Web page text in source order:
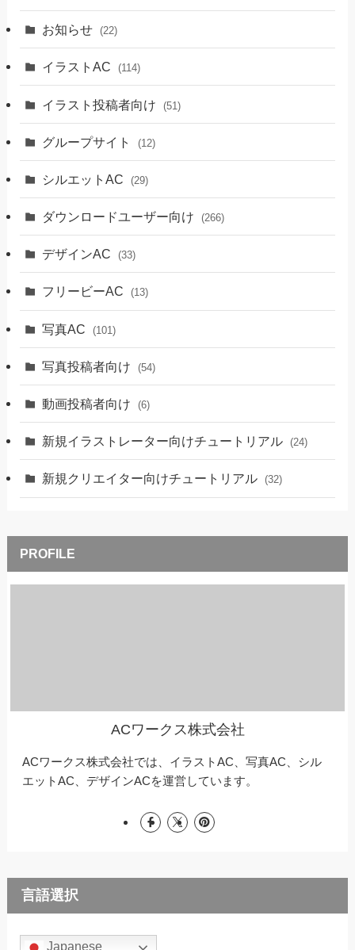
お知らせ (22)
イラストAC (114)
イラスト投稿者向け (51)
グループサイト (12)
シルエットAC (29)
ダウンロードユーザー向け (266)
デザインAC (33)
フリービーAC (13)
写真AC (101)
写真投稿者向け (54)
動画投稿者向け (6)
新規イラストレーター向けチュートリアル (24)
新規クリエイター向けチュートリアル (32)
ACワークス株式会社
ACワークス株式会社では、イラストAC、写真AC、シル
エットAC、デザインACを運営しています。
言語選択
Japanese